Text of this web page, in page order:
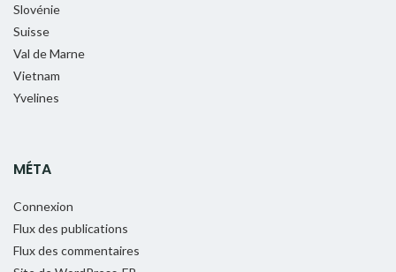
Slovénie
Suisse
Val de Marne
Vietnam
Yvelines
MÉTA
Connexion
Flux des publications
Flux des commentaires